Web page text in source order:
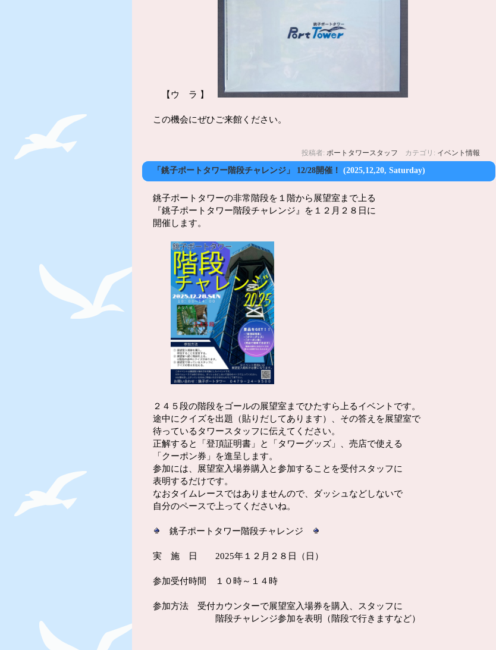
【ウ ラ 】
この機会にぜひご来館ください。
投稿者: ポートタワースタッフ カテゴリ: イベント情報
「銚子ポートタワー階段チャレンジ」 12/28開催！ (2025,12,20, Saturday)
銚子ポートタワーの非常階段を１階から展望室まで上る
『銚子ポートタワー階段チャレンジ』を１２月２８日に
開催します。
２４５段の階段をゴールの展望室までひたすら上るイベントです。
途中にクイズを出題（貼りだしてあります）、その答えを展望室で
待っているタワースタッフに伝えてください。
正解すると「登頂証明書」と「タワーグッズ」、売店で使える
「クーポン券」を進呈します。
参加には、展望室入場券購入と参加することを受付スタッフに
表明するだけです。
なおタイムレースではありませんので、ダッシュなどしないで
自分のペースで上ってくださいね。
銚子ポートタワー階段チャレンジ
実 施 日 2025年１２月２８日（日）
参加受付時間 １０時～１４時
参加方法 受付カウンターで展望室入場券を購入、スタッフに
階段チャレンジ参加を表明（階段で行きますなど）